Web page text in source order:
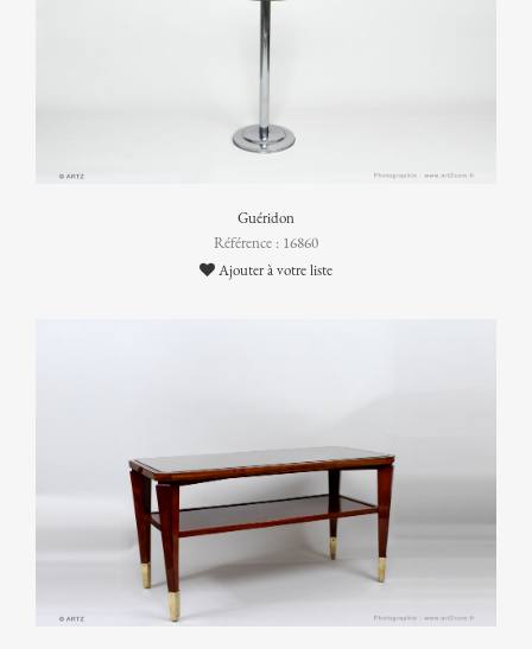
Guéridon
Référence : 16860
Ajouter à votre liste